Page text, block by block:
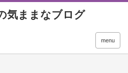
menu